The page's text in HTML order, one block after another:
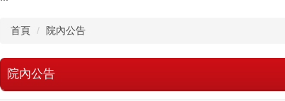
首頁 院內公告
院內公告